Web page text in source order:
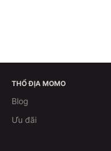
THỔ ĐỊA MOMO
Blog
Ưu đãi